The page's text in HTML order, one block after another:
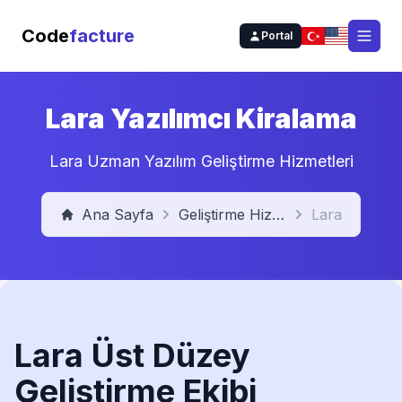
Codefacture Portal
Lara Yazılımcı Kiralama
Lara Uzman Yazılım Geliştirme Hizmetleri
Ana Sayfa Geliştirme Hizmetleri Lara
Lara Üst Düzey
Geliştirme Ekibi